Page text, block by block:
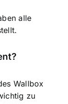
alle
Wallbox
zu